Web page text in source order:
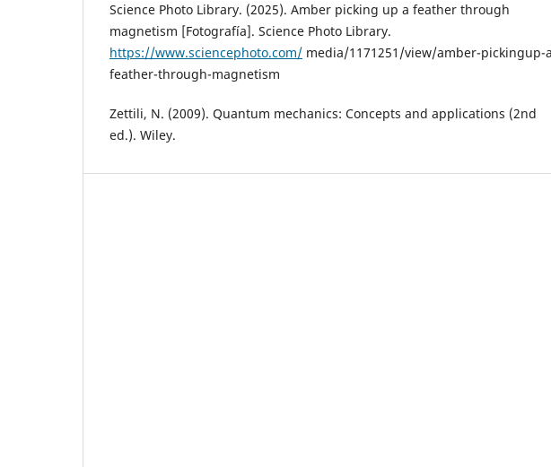
Science Photo Library. (2025). Amber picking up a feather through
magnetism [Fotografía]. Science Photo Library.
https://www.sciencephoto.com/ media/1171251/view/amber-pickingup-
feather-through-magnetism
Zettili, N. (2009). Quantum mechanics: Concepts and applications (2nd
ed.). Wiley.